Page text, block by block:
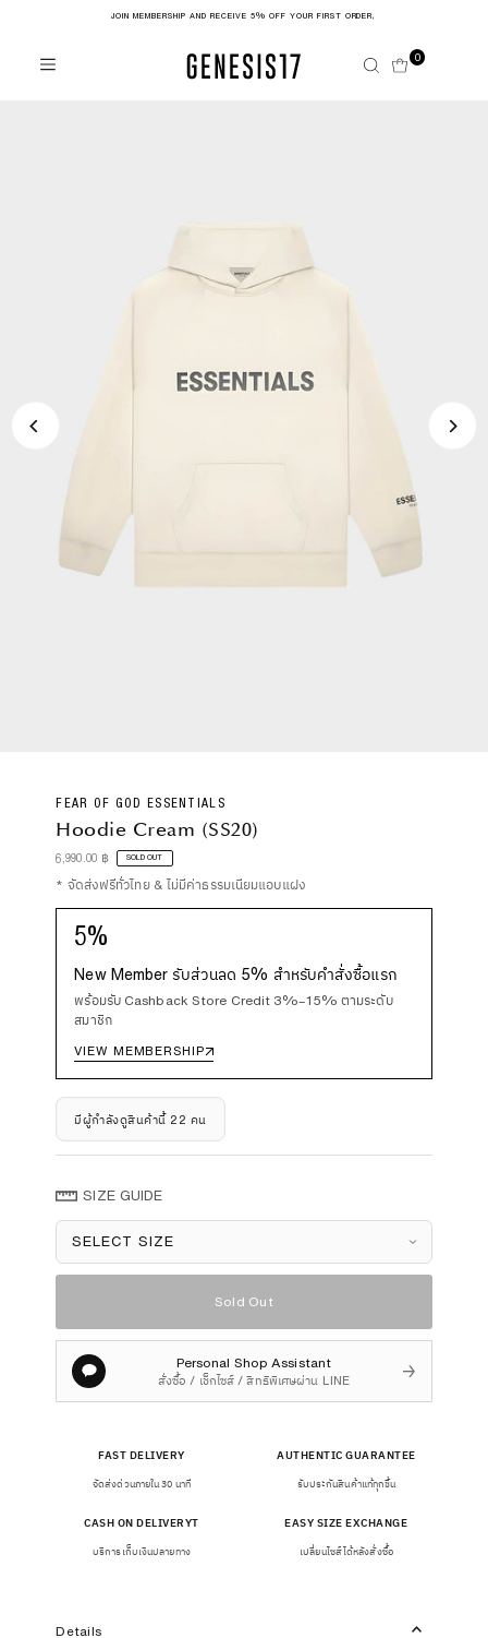
JOIN MEMBERSHIP AND RECEIVE 5% OFF YOUR FIRST ORDER,
0
FEAR OF GOD ESSENTIALS
Hoodie Cream (SS20)
Regular
Price
6,990.00 ฿ SOLD OUT
* จัดส่งฟรีทั่วไทย & ไม่มีค่าธรรมเนียมแอบแฝง
5%
New Member รับส่วนลด 5% สำหรับคำสั่งซื้อแรก
พร้อมรับ Cashback Store Credit 3%–15% ตามระดับ
สมาชิก
VIEW MEMBERSHIP↗
มีผู้กำลังดูสินค้านี้ 22 คน
Size
SIZE GUIDE
Sold Out
Personal Shop Assistant
สั่งซื้อ / เช็กไซส์ / สิทธิพิเศษผ่าน LINE
→
FAST DELIVERY
จัดส่งด่วนภายใน 30 นาที
AUTHENTIC GUARANTEE
รับประกันสินค้าแท้ทุกชิ้น
CASH ON DELIVERYT
บริการเก็บเงินปลายทาง
EASY SIZE EXCHANGE
เปลี่ยนไซส์ได้หลังสั่งซื้อ
Details